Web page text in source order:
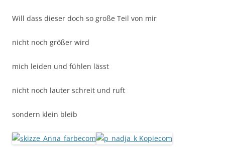
Will dass dieser doch so große Teil von mir
nicht noch größer wird
mich leiden und fühlen lässt
nicht noch lauter schreit und ruft
sondern klein bleib